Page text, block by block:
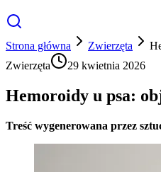
Strona główna Zwierzęta
Zwierzęta
29 kwietnia 2026
Hemoroidy u psa:
Treść wygenerowana przez